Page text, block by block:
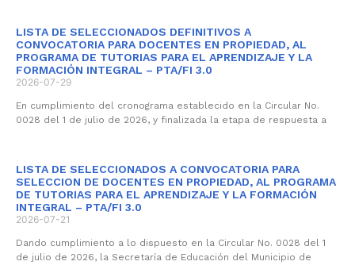
LISTA DE SELECCIONADOS DEFINITIVOS A
CONVOCATORIA PARA DOCENTES EN PROPIEDAD, AL
PROGRAMA DE TUTORIAS PARA EL APRENDIZAJE Y LA
FORMACIÓN INTEGRAL – PTA/FI 3.0
2026-07-29
En cumplimiento del cronograma establecido en la Circular No.
0028 del 1 de julio de 2026, y finalizada la etapa de respuesta a
LISTA DE SELECCIONADOS A CONVOCATORIA PARA
SELECCION DE DOCENTES EN PROPIEDAD, AL PROGRAMA
DE TUTORIAS PARA EL APRENDIZAJE Y LA FORMACIÓN
INTEGRAL – PTA/FI 3.0
2026-07-21
Dando cumplimiento a lo dispuesto en la Circular No. 0028 del 1
de julio de 2026, la Secretaría de Educación del Municipio de